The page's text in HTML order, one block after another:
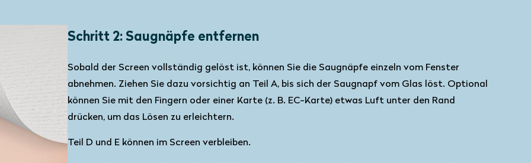
Schritt 2: Saugnäpfe entfernen
Sobald der Screen vollständig gelöst ist, können Sie die Saugnäpfe einzeln vom Fenster
abnehmen. Ziehen Sie dazu vorsichtig an Teil A, bis sich der Saugnapf vom Glas löst. Optional
können Sie mit den Fingern oder einer Karte (z. B. EC-Karte) etwas Luft unter den Rand
drücken, um das Lösen zu erleichtern.
Teil D und E können im Screen verbleiben.